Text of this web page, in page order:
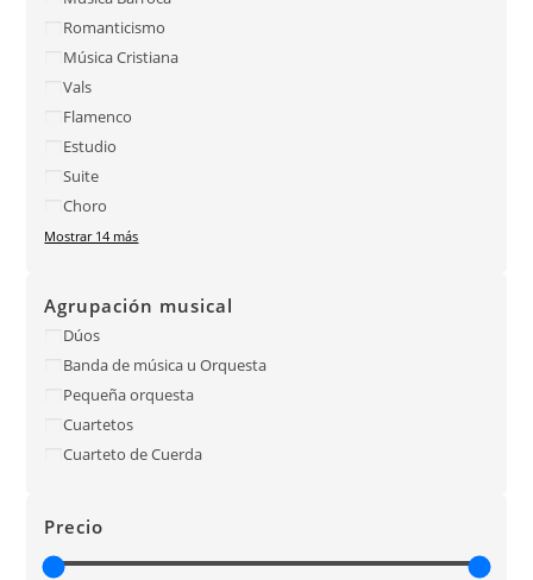
Romanticismo
Música Cristiana
Vals
Flamenco
Estudio
Suite
Choro
Mostrar 14 más
Agrupación musical
Dúos
Banda de música u Orquesta
Pequeña orquesta
Cuartetos
Cuarteto de Cuerda
Precio